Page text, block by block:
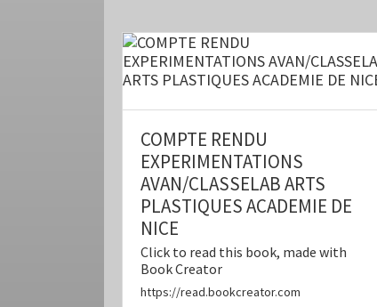
COMPTE RENDU
EXPERIMENTATIONS
AVAN/CLASSELAB ARTS
PLASTIQUES ACADEMIE DE
NICE
Click to read this book, made with
Book Creator
https://read.bookcreator.com